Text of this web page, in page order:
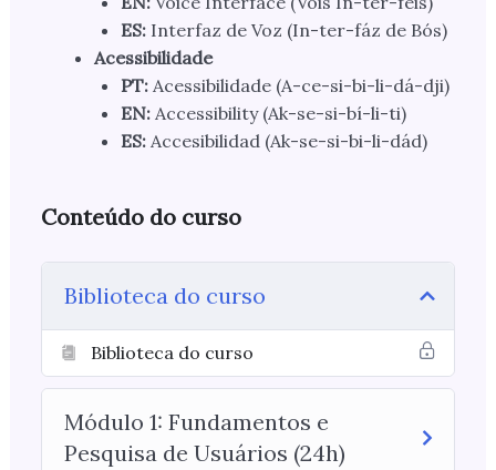
ES:Interfaz de Voz (In-ter-fáz de Bós)
Acessibilidade
PT:Acessibilidade (A-ce-si-bi-li-dá-dji)
EN:Accessibility (Ak-se-si-bí-li-ti)
ES:Accesibilidad (Ak-se-si-bi-li-dád)
Conteúdo do curso
Biblioteca do curso
Biblioteca do curso
Módulo 1: Fundamentos e
Pesquisa de Usuários (24h)